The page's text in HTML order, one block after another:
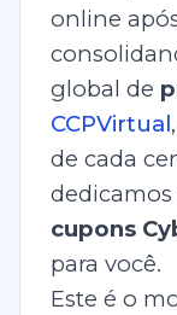
online
global de
CCPVirtual
de cada
cupons
para você.
Este é o